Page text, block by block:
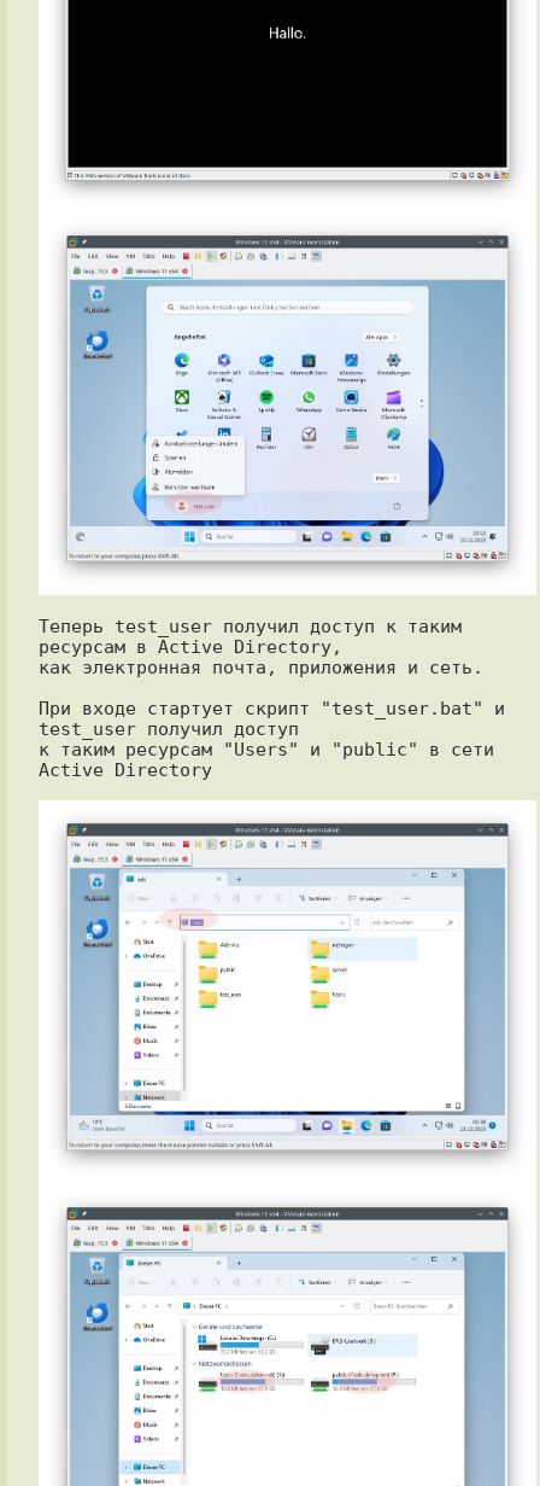
Теперь test_user получил доступ к таким
ресурсам в Active Directory,
как электронная почта, приложения и сеть.
При входе стартует скрипт "test_user.bat" и
test_user получил доступ
к таким ресурсам "Users" и "public" в сети
Active Directory